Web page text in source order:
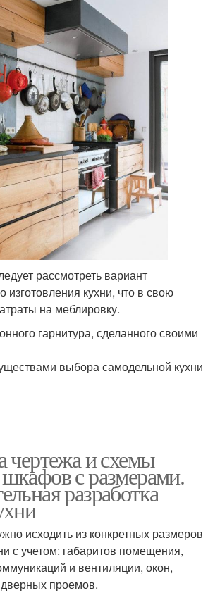
рассмотреть вариант
изготовления кухни, что в свою
на меблировку.
гарнитура, сделанного своими
выбора самодельной кухни
чертежа и схемы
с размерами.
разработка
исходить из конкретных размеров
с учетом: габаритов помещения,
и вентиляции, окон,
проемов.